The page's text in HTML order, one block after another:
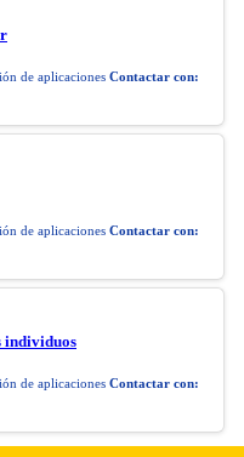
de aplicaciones Contactar con:
de aplicaciones Contactar con:
individuos
de aplicaciones Contactar con: